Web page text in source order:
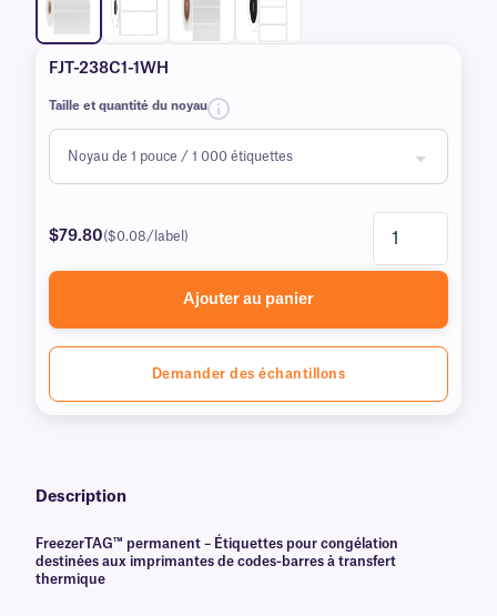
FJT-238C1-1WH
Taille et quantité du noyau
$79.80($0.08/label)
Ajouter au panier
Demander des échantillons
Description
FreezerTAG™ permanent – Étiquettes pour congélation
destinées aux imprimantes de codes-barres à transfert
thermique